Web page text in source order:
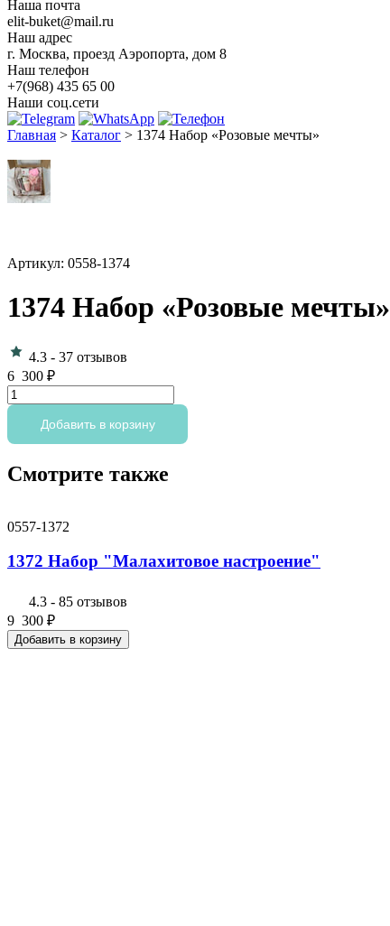
Наша почта
elit-buket@mail.ru
Наш адрес
г. Москва, проезд Аэропорта, дом 8
Наш телефон
+7(968) 435 65 00
Наши соц.сети
Главная > Каталог > 1374 Набор «Розовые мечты»
Артикул: 0558-1374
1374 Набор «Розовые мечты»
4.3 - 37 отзывов
6 300 ₽
Количество
товара
Набор
мечты"
Добавить в корзину
Смотрите также
0557-1372
1372 Набор "Малахитовое настроение"
4.3 - 85 отзывов
9 300 ₽
Добавить в корзину